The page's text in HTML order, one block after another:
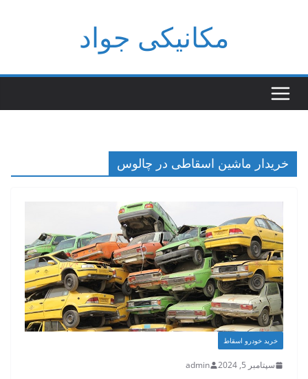
مکانیکی جواد
خریدار ماشین اسقاطی در چالوس
خرید خودرو اسقاط
سپتامبر 5, 2024 admin